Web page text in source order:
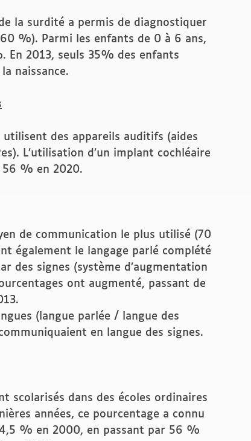
la surdité a permis de diagnostiquer
%). Parmi les enfants de 0 à 6 ans,
En 2013, seuls 35% des enfants
naissance.
des appareils auditifs (aides
L’utilisation d’un implant cochléaire
56 % en 2020.
de communication le plus utilisé (70
également le langage parlé complété
des signes (système d’augmentation
ont augmenté, passant de
(langue parlée / langue des
en langue des signes.
scolarisés dans des écoles ordinaires
années, ce pourcentage a connu
% en 2000, en passant par 56 %